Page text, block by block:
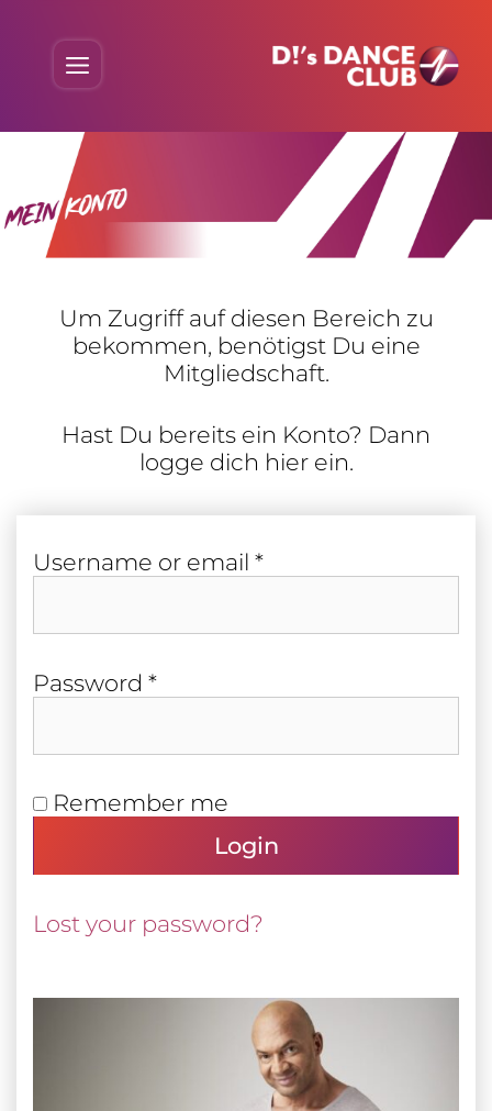
content
Um Zugriff auf diesen Bereich zu
bekommen, benö­tigst Du eine
Mitgliedschaft.
Hast Du bereits ein Konto? Dann
logge dich hier ein.
User­name or email *Required
Pass­word *Required
Remember me
Login
Lost your password?